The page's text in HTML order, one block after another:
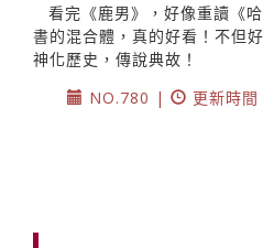
看完《鹿男》，好像重讀《
書的混合體，真的好看！不但
神化歷史，傳說典故！
NO.780 |
更新時